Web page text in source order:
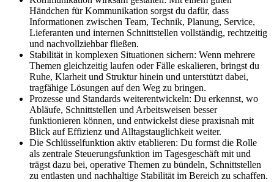
Händchen für Kommunikation sorgst du dafür, dass
Informationen zwischen Team, Technik, Planung, Service,
Lieferanten und internen Schnittstellen vollständig, rechtzeitig
und nachvollziehbar fließen.
Stabilität in komplexen Situationen sichern: Wenn mehrere
Themen gleichzeitig laufen oder Fälle eskalieren, bringst du
Ruhe, Klarheit und Struktur hinein und unterstützt dabei,
tragfähige Lösungen auf den Weg zu bringen.
Prozesse und Standards weiterentwickeln: Du erkennst, wo
Abläufe, Schnittstellen und Arbeitsweisen besser
funktionieren können, und entwickelst diese praxisnah mit
Blick auf Effizienz und Alltagstauglichkeit weiter.
Die Schlüsselfunktion aktiv etablieren: Du formst die Rolle
als zentrale Steuerungsfunktion im Tagesgeschäft mit und
trägst dazu bei, operative Themen zu bündeln, Schnittstellen
zu entlasten und nachhaltige Stabilität im Bereich zu schaffen.